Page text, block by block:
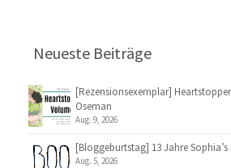
Neueste Beiträge
[Rezensionsexemplar]
Oseman
Aug. 9, 2026
[Bloggeburtstag] 13 Jahre
Aug. 5, 2026